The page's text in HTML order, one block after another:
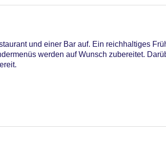
und einer Bar auf. Ein reichhaltiges
werden auf Wunsch zubereitet.